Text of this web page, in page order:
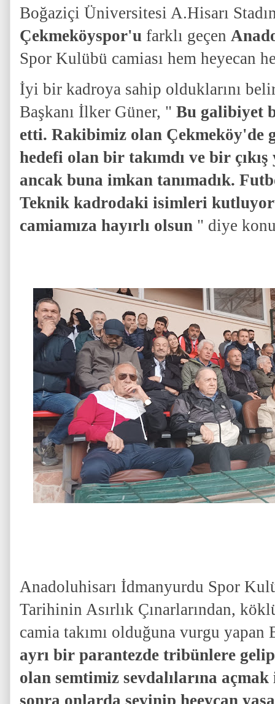
Boğaziçi Üniversitesi A.Hisarı
Çekmeköyspor'u farklı geçen
Spor Kulübü camiası hem heyecan
İyi bir kadroya sahip olduklarını
Başkanı İlker Güner, " Bu galibiyet
etti. Rakibimiz olan Çekmeköy'de
hedefi olan bir takımdı ve bir
ancak buna imkan tanımadık.
Teknik kadrodaki isimleri
camiamıza hayırlı olsun " diye
Anadoluhisarı İdmanyurdu Spor
Tarihinin Asırlık Çınarlarından,
camia takımı olduğuna vurgu
ayrı bir parantezde tribünlere
olan semtimiz sevdalılarına
sonra onlarda sevinip heeycan